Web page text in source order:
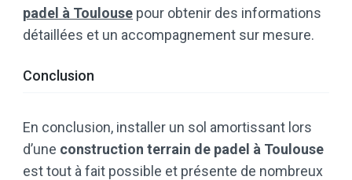
padel à Toulouse pour obtenir des informations
détaillées et un accompagnement sur mesure.
Conclusion
En conclusion, installer un sol amortissant lors
d’une construction terrain de padel à Toulouse
est tout à fait possible et présente de nombreux